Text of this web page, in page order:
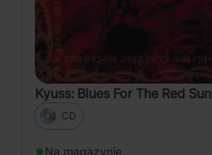
Kyuss: Blues For The Red Sun
CD
Na magazynie